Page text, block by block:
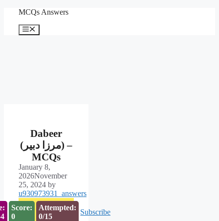
content
MCQs Answers
Menu
Dabeer
(مرزا دبیر) –
MCQs
January 8,
2026November
25, 2024 by
u930973931_answers
Score:
0
Attempted:
0/15
Subscribe